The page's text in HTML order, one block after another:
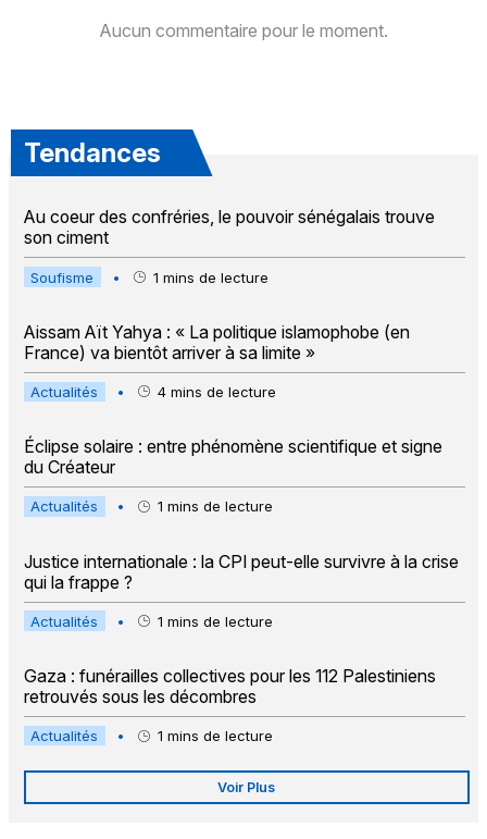
Aucun commentaire pour le moment.
Tendances
Au coeur des confréries, le pouvoir sénégalais trouve
son ciment
Soufisme • 1 mins de lecture
Aissam Aït Yahya : « La politique islamophobe (en
France) va bientôt arriver à sa limite »
Actualités • 4 mins de lecture
Éclipse solaire : entre phénomène scientifique et signe
du Créateur
Actualités • 1 mins de lecture
Justice internationale : la CPI peut-elle survivre à la crise
qui la frappe ?
Actualités • 1 mins de lecture
Gaza : funérailles collectives pour les 112 Palestiniens
retrouvés sous les décombres
Actualités • 1 mins de lecture
Voir Plus